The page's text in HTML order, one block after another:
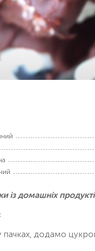
із домашніх
додамо